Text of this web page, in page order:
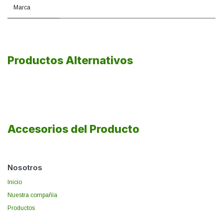
Marca
Productos Alternativos
Accesorios del Producto
Nosotros
Inicio
Nuestra compañía
Productos